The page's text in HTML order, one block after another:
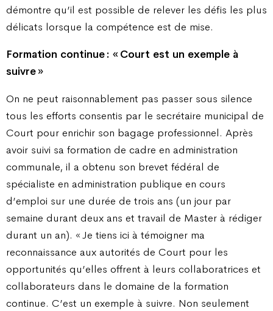
démontre qu’il est possible de relever les défis les plus
délicats lorsque la compétence est de mise.
Formation continue : « Court est un exemple à
suivre »
On ne peut raisonnablement pas passer sous silence
tous les efforts consentis par le secrétaire municipal de
Court pour enrichir son bagage professionnel. Après
avoir suivi sa formation de cadre en administration
communale, il a obtenu son brevet fédéral de
spécialiste en administration publique en cours
d’emploi sur une durée de trois ans (un jour par
semaine durant deux ans et travail de Master à rédiger
durant un an). « Je tiens ici à témoigner ma
reconnaissance aux autorités de Court pour les
opportunités qu’elles offrent à leurs collaboratrices et
collaborateurs dans le domaine de la formation
continue. C’est un exemple à suivre. Non seulement